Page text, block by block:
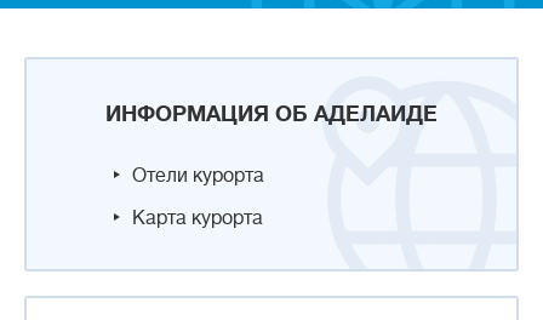
ИНФОРМАЦИЯ ОБ АДЕЛАИДЕ
Отели курорта
Карта курорта